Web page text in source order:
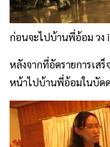
ก่อนจะไปบ้านพี่อ้อม วง
หลังจากที่อัดรายการเส
หน้าไปบ้านพี่อ้อมในบัด